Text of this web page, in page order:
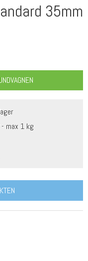
35mm
max 1 kg